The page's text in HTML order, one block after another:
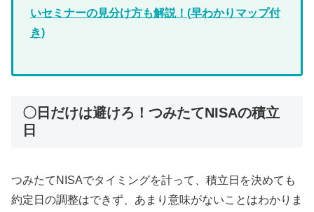
いセミナーの見分け方も解説！(早わかりマップ付
き)
〇日だけは避けろ！つみたてNISAの積立
日
つみたてNISAでタイミングを計って、積立日を決めても
約定日の調整はできず、あまり意味がないことはわかりま